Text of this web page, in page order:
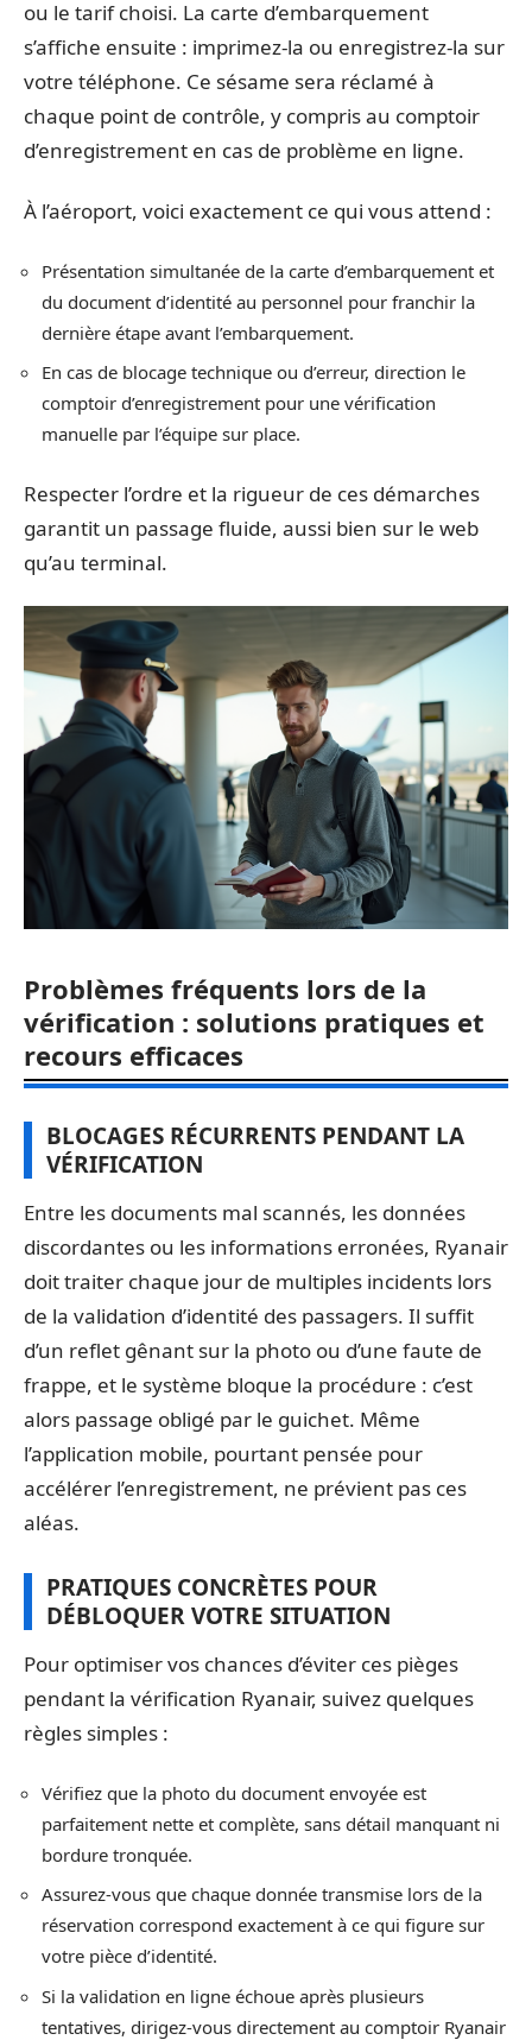
ou le tarif choisi. La carte d’embarquement
s’affiche ensuite : imprimez-la ou enregistrez-la sur
votre téléphone. Ce sésame sera réclamé à
chaque point de contrôle, y compris au comptoir
d’enregistrement en cas de problème en ligne.
À l’aéroport, voici exactement ce qui vous attend :
Présentation simultanée de la carte d’embarquement et
du document d’identité au personnel pour franchir la
dernière étape avant l’embarquement.
En cas de blocage technique ou d’erreur, direction le
comptoir d’enregistrement pour une vérification
manuelle par l’équipe sur place.
Respecter l’ordre et la rigueur de ces démarches
garantit un passage fluide, aussi bien sur le web
qu’au terminal.
Problèmes fréquents lors de la
vérification : solutions pratiques et
recours efficaces
BLOCAGES RÉCURRENTS PENDANT LA
VÉRIFICATION
Entre les documents mal scannés, les données
discordantes ou les informations erronées, Ryanair
doit traiter chaque jour de multiples incidents lors
de la validation d’identité des passagers. Il suffit
d’un reflet gênant sur la photo ou d’une faute de
frappe, et le système bloque la procédure : c’est
alors passage obligé par le guichet. Même
l’application mobile, pourtant pensée pour
accélérer l’enregistrement, ne prévient pas ces
aléas.
PRATIQUES CONCRÈTES POUR
DÉBLOQUER VOTRE SITUATION
Pour optimiser vos chances d’éviter ces pièges
pendant la vérification Ryanair, suivez quelques
règles simples :
Vérifiez que la photo du document envoyée est
parfaitement nette et complète, sans détail manquant ni
bordure tronquée.
Assurez-vous que chaque donnée transmise lors de la
réservation correspond exactement à ce qui figure sur
votre pièce d’identité.
Si la validation en ligne échoue après plusieurs
tentatives, dirigez-vous directement au comptoir Ryanair